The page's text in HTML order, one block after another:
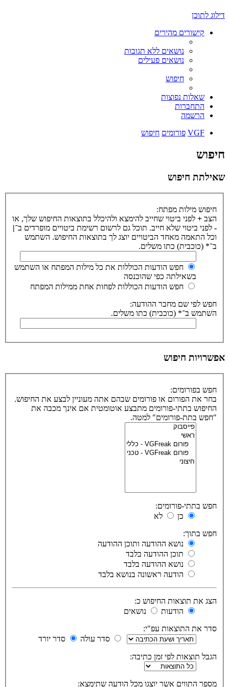
דילוג לתוכן
קישורים מהירים
נושאים ללא תגובות
נושאים פעילים
חיפוש
שאלות נפוצות
התחברות
הרשמה
VGF פורומים חיפוש
חיפוש
שאילתת חיפוש
חיפוש מילות מפתח:
הצב + לפני ביטוי שחייב להימצא ולהיכלל בתוצאות החיפוש שלך, או
- לפני ביטוי שלא חייב. תוכל גם לרשום רשימת ביטויים מופרדים ב־|
וכל התאמה מאחד הביטויים יוצג לך בתוצאות החיפוש. השתמש
ב־* (כוכבית) כתו משלים.
חפש הודעות הכוללות את כל מילות המפתח או השתמש
בשאילתה כפי שהוכנסה
חפש הודעות הכוללות לפחות אחת ממילות המפתח
חפש לפי שם מחבר ההודעה:
השתמש ב־* (כוכבית) כתו משלים.
אפשרויות חיפוש
חפש בפורומים:
בחר את הפורום או פורומים שבהם אתה מעוניין לבצע את החיפוש.
החיפוש בתתי-פורומים מתבצע אוטומטית אם אינך מכבה את
"חפש בתת-פורומים" למטה.
חפש בתתי-פורומים:
כן
לא
חפש בתוך:
נושא ההודעה ותוכן ההודעה
תוכן ההודעה בלבד
נושא ההודעה בלבד
הודעה ראשונה בנושא בלבד
הצג את תוצאות החיפוש כ:
הודעות
נושאים
סדר את התוצאות עפ"י:
סדר עולה
סדר יורד
הגבל תוצאות לפי זמן כתיבה:
מספר התווים אשר יוצגו מכל הודעה שתימצא: